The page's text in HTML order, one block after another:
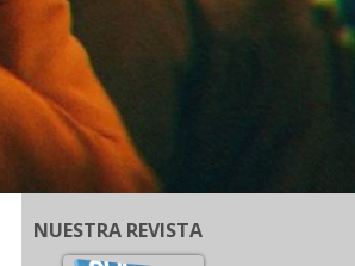
NUESTRA REVISTA